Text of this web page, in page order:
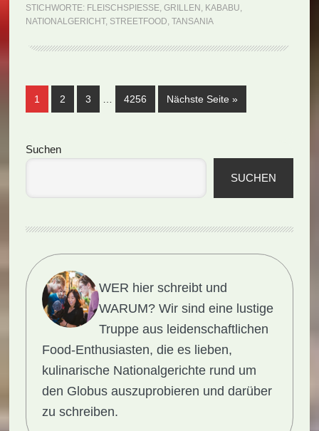
(Rezept)
STICHWORTE: FLEISCHSPIESSE , GRILLEN , KABABU,
NATIONALGERICHT, STREETFOOD, TANSANIA
Seite
1 Seite
2 Seite
3 Seite
4256 Nächste Seite aufrufen
»
Seitenspalte
Suchen
SUCHEN
WER hier schreibt und
WARUM? Wir sind eine lustige
Truppe aus leidenschaftlichen
Food-Enthusiasten, die es lieben,
kulinarische Nationalgerichte rund um
den Globus auszuprobieren und darüber
zu schreiben.